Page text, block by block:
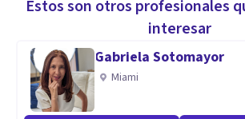
Estos son otros profesionales
interesar
Gabriela Sotomayor
Miami